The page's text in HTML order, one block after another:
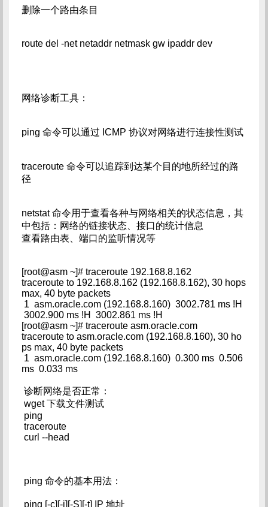
删除一个路由条目
route del -net netaddr netmask gw ipaddr dev
网络诊断工具：
ping 命令可以通过 ICMP 协议对网络进行连接性测试
traceroute 命令可以追踪到达某个目的地所经过的路
径
netstat 命令用于查看各种与网络相关的状态信息，其
中包括：网络的链接状态、接口的统计信息
查看路由表、端口的监听情况等
[root@asm ~]# traceroute 192.168.8.162
traceroute to 192.168.8.162 (192.168.8.162), 30 hops
max, 40 byte packets
1 asm.oracle.com (192.168.8.160) 3002.781 ms !H
3002.900 ms !H 3002.861 ms !H
[root@asm ~]# traceroute asm.oracle.com
traceroute to asm.oracle.com (192.168.8.160), 30 ho
ps max, 40 byte packets
1 asm.oracle.com (192.168.8.160) 0.300 ms 0.506
ms 0.033 ms
诊断网络是否正常：
wget 下载文件测试
ping
traceroute
curl --head
ping 命令的基本用法：
ping [-c][-i][-S][-t] IP 地址